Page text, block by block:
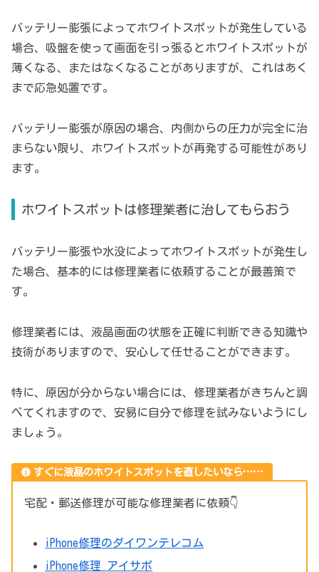
バッテリー膨張によってホワイトスポットが発生している
場合、吸盤を使って画面を引っ張るとホワイトスポットが
薄くなる、またはなくなることがありますが、これはあく
まで応急処置です。
バッテリー膨張が原因の場合、内側からの圧力が完全に治
まらない限り、ホワイトスポットが再発する可能性があり
ます。
ホワイトスポットは修理業者に治してもらおう
バッテリー膨張や水没によってホワイトスポットが発生し
た場合、基本的には修理業者に依頼することが最善策で
す。
修理業者には、液晶画面の状態を正確に判断できる知識や
技術がありますので、安心して任せることができます。
特に、原因が分からない場合には、修理業者がきちんと調
べてくれますので、安易に自分で修理を試みないようにし
ましょう。
すぐに液晶のホワイトスポットを直したいなら……
宅配・郵送修理が可能な修理業者に依頼👇
iPhone修理のダイワンテレコム
iPhone修理 アイサポ